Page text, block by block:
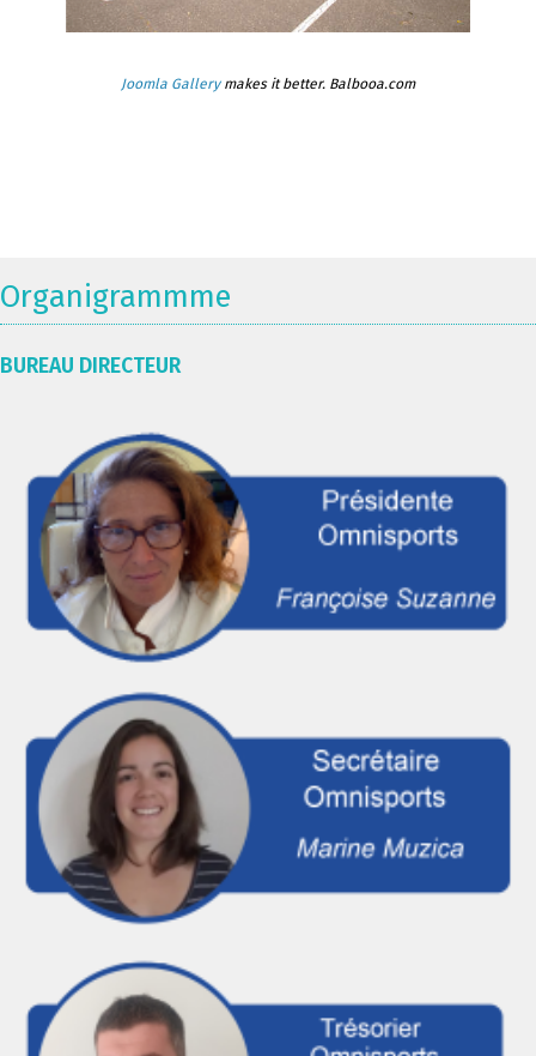
Joomla Gallerymakes it better. Balbooa.com
Organigrammme
BUREAU DIRECTEUR